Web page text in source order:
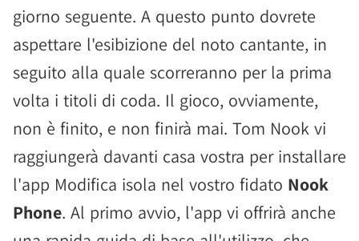
giorno seguente. A questo punto dovrete
aspettare l'esibizione del noto cantante, in
seguito alla quale scorreranno per la prima
volta i titoli di coda. Il gioco, ovviamente,
non è finito, e non finirà mai. Tom Nook vi
raggiungerà davanti casa vostra per installare
l'app Modifica isola nel vostro fidato Nook
Phone. Al primo avvio, l'app vi offrirà anche